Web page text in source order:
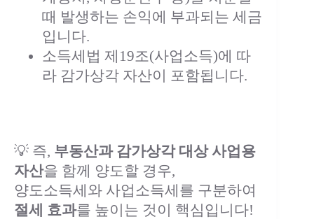
때 발생하는 손익에 부과되는 세금
입니다.
소득세법 제19조(사업소득)에 따
라 감가상각 자산이 포함됩니다.
💡 즉, 부동산과 감가상각 대상 사업용
자산을 함께 양도할 경우,
양도소득세와 사업소득세를 구분하여
절세 효과를 높이는 것이 핵심입니다!